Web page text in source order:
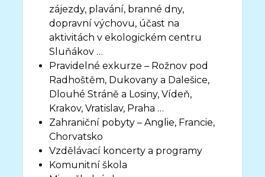
zájezdy, plavání, branné dny,
dopravní výchovu, účast na
aktivitách v ekologickém centru
Sluňákov …
Pravidelné exkurze – Rožnov pod
Radhoštěm, Dukovany a Dalešice,
Dlouhé Stráně a Losiny, Vídeň,
Krakov, Vratislav, Praha …
Zahraniční pobyty – Anglie, Francie,
Chorvatsko
Vzdělávací koncerty a programy
Komunitní škola